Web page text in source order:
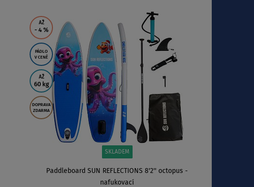
AŽ
- 4 %
PÁDLO
V CENĚ
AŽ
60 kg
DOPRAVA
ZDARMA
SKLADEM
Paddleboard SUN REFLECTIONS 8'2'' octopus -
nafukovací